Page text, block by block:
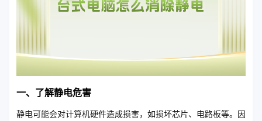
一、了解静电危害
静电可能会对计算机硬件造成损害，如损坏芯片、电路板等。因